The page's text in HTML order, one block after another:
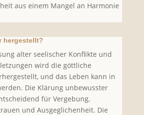
aus einem Mangel an Harmonie
hergestellt?
alter seelischer Konflikte und
wird die göttliche
und das Leben kann in
Die Klärung unbewusster
für Vergebung,
und Ausgeglichenheit. Die